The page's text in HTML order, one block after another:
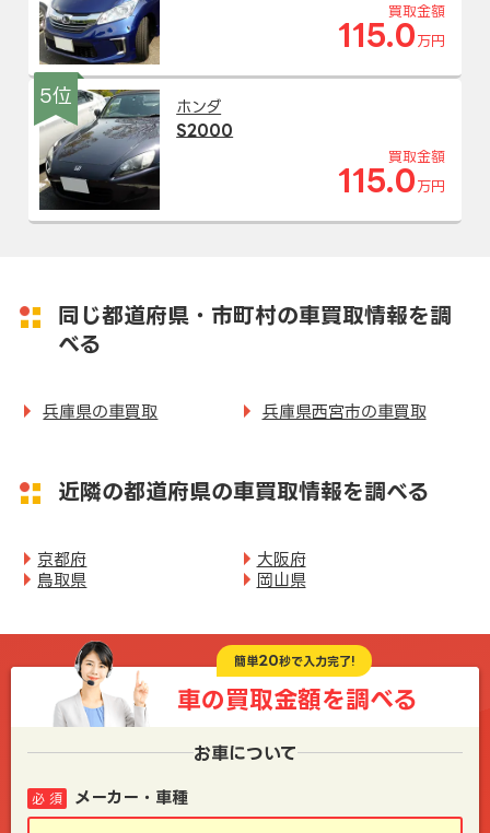
買取金額
115.0 万円
5位
ホンダ
S2000
買取金額
115.0 万円
同じ都道府県・市町村の車買取情報を調
べる
兵庫県の車買取 兵庫県西宮市の車買取
近隣の都道府県の車買取情報を調べる
京都府
大阪府
鳥取県
岡山県
簡単20秒で入力完了!
車の買取金額を調べる
お車について
メーカー・車種
必 須